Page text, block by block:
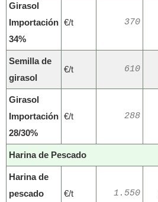
Girasol
Importación
34%
€/t 370
Semilla de
girasol
€/t 610
Girasol
Importación
28/30%
€/t 288
Harina de Pescado
Harina de
pescado
€/t 1.550